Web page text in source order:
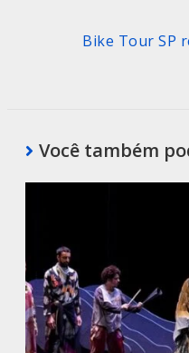
Bike Tour SP
Você também